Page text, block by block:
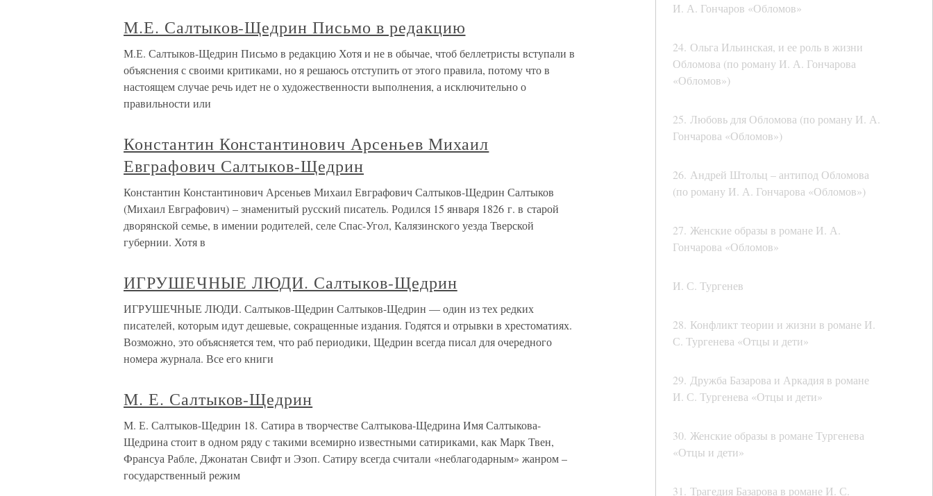
И. А. Гончаров «Обломов»
24. Ольга Ильинская, и ее роль в жизни
Обломова (по роману И. А. Гончарова
«Обломов»)
25. Любовь для Обломова (по роману И. А.
Гончарова «Обломов»)
26. Андрей Штольц – антипод Обломова
(по роману И. А. Гончарова «Обломов»)
27. Женские образы в романе И. А.
Гончарова «Обломов»
И. С. Тургенев
28. Конфликт теории и жизни в романе И.
С. Тургенева «Отцы и дети»
29. Дружба Базарова и Аркадия в романе
И. С. Тургенева «Отцы и дети»
30. Женские образы в романе Тургенева
«Отцы и дети»
31. Трагедия Базарова в романе И. С.
М.Е. Салтыков-Щедрин Письмо в редакцию
М.Е. Салтыков-Щедрин Письмо в редакцию Хотя и не в обычае, чтоб беллетристы вступали в
объяснения с своими критиками, но я решаюсь отступить от этого правила, потому что в
настоящем случае речь идет не о художественности выполнения, а исключительно о
правильности или
Константин Константинович Арсеньев Михаил
Евграфович Салтыков-Щедрин
Константин Константинович Арсеньев Михаил Евграфович Салтыков-Щедрин Салтыков
(Михаил Евграфович) – знаменитый русский писатель. Родился 15 января 1826 г. в старой
дворянской семье, в имении родителей, селе Спас-Угол, Калязинского уезда Тверской
губернии. Хотя в
ИГРУШЕЧНЫЕ ЛЮДИ. Салтыков-Щедрин
ИГРУШЕЧНЫЕ ЛЮДИ. Салтыков-Щедрин Салтыков-Щедрин — один из тех редких
писателей, которым идут дешевые, сокращенные издания. Годятся и отрывки в хрестоматиях.
Возможно, это объясняется тем, что раб периодики, Щедрин всегда писал для очередного
номера журнала. Все его книги
М. Е. Салтыков-Щедрин
М. Е. Салтыков-Щедрин 18. Сатира в творчестве Салтыкова-Щедрина Имя Салтыкова-
Щедрина стоит в одном ряду с такими всемирно известными сатириками, как Марк Твен,
Франсуа Рабле, Джонатан Свифт и Эзоп. Сатиру всегда считали «неблагодарным» жанром –
государственный режим